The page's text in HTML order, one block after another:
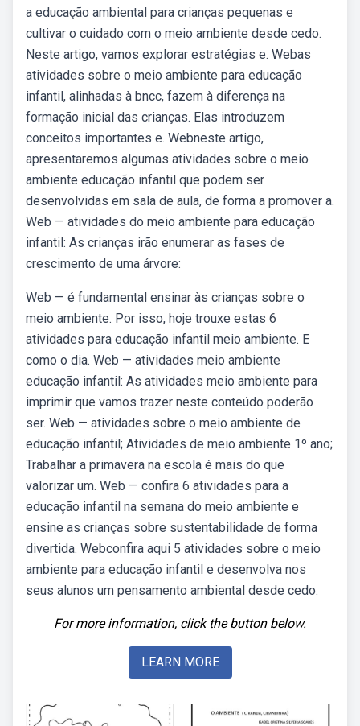
a educação ambiental para crianças pequenas e
cultivar o cuidado com o meio ambiente desde cedo.
Neste artigo, vamos explorar estratégias e. Webas
atividades sobre o meio ambiente para educação
infantil, alinhadas à bncc, fazem à diferença na
formação inicial das crianças. Elas introduzem
conceitos importantes e. Webneste artigo,
apresentaremos algumas atividades sobre o meio
ambiente educação infantil que podem ser
desenvolvidas em sala de aula, de forma a promover a.
Web — atividades do meio ambiente para educação
infantil: As crianças irão enumerar as fases de
crescimento de uma árvore:
Web — é fundamental ensinar às crianças sobre o
meio ambiente. Por isso, hoje trouxe estas 6
atividades para educação infantil meio ambiente. E
como o dia. Web — atividades meio ambiente
educação infantil: As atividades meio ambiente para
imprimir que vamos trazer neste conteúdo poderão
ser. Web — atividades sobre o meio ambiente de
educação infantil; Atividades de meio ambiente 1º ano;
Trabalhar a primavera na escola é mais do que
valorizar um. Web — confira 6 atividades para a
educação infantil na semana do meio ambiente e
ensine as crianças sobre sustentabilidade de forma
divertida. Webconfira aqui 5 atividades sobre o meio
ambiente para educação infantil e desenvolva nos
seus alunos um pensamento ambiental desde cedo.
For more information, click the button below.
LEARN MORE